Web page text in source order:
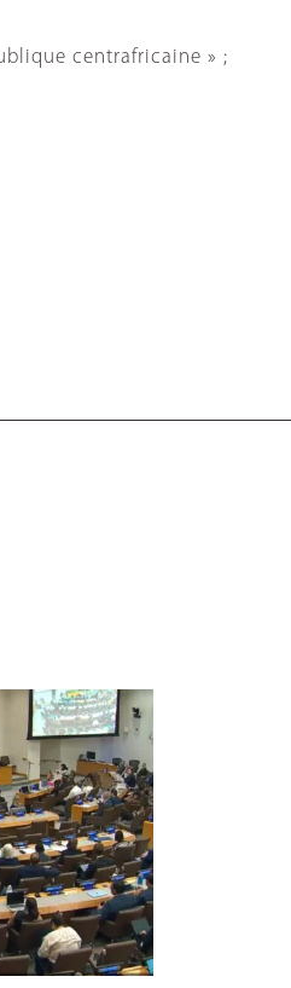
centrafricaine » ;